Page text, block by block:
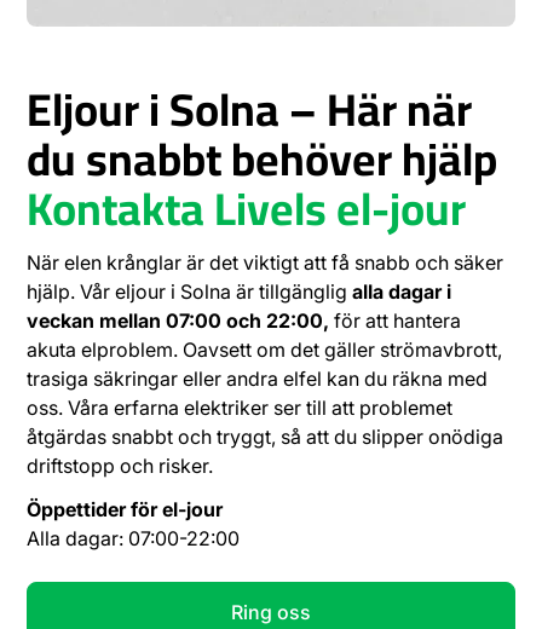
Eljour i Solna – Här när
du snabbt behöver hjälp
Kontakta Livels el-jour
När elen krånglar är det viktigt att få snabb och säker
hjälp. Vår eljour i Solna är tillgängligalla dagar i
veckan mellan 07:00 och 22:00, för att hantera
akuta elproblem. Oavsett om det gäller strömavbrott,
trasiga säkringar eller andra elfel kan du räkna med
oss. Våra erfarna elektriker ser till att problemet
åtgärdas snabbt och tryggt, så att du slipper onödiga
driftstopp och risker.
Öppettider för el-jour
Alla dagar: 07:00-22:00
Ring oss